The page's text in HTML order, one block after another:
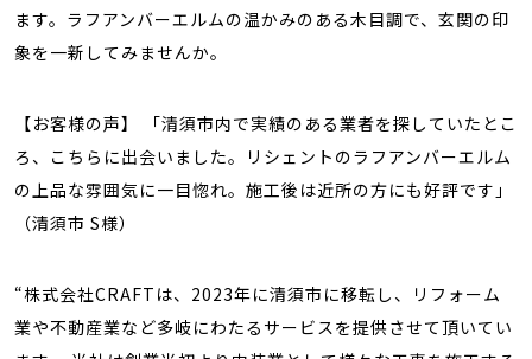
ます。ラフアンバーエルムの温かみのある木目調で、玄関の印
象を一新してみませんか。
【お客様の声】 「清須市内で実績のある業者を探していたとこ
ろ、こちらに出会いました。リシェントのラフアンバーエルム
の上品な雰囲気に一目惚れ。施工後は近所の方にも好評です」
（清須市 S様）
“株式会社CRAFTは、2023年に清須市に移転し、リフォーム
業や不動産業など多岐にわたるサービスを提供させて頂いてい